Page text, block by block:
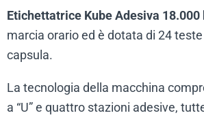
Etichettatrice Kube Adesiva 18.000
marcia orario ed è dotata di 24
capsula.
La tecnologia della macchina
a “U” e quattro stazioni adesive,